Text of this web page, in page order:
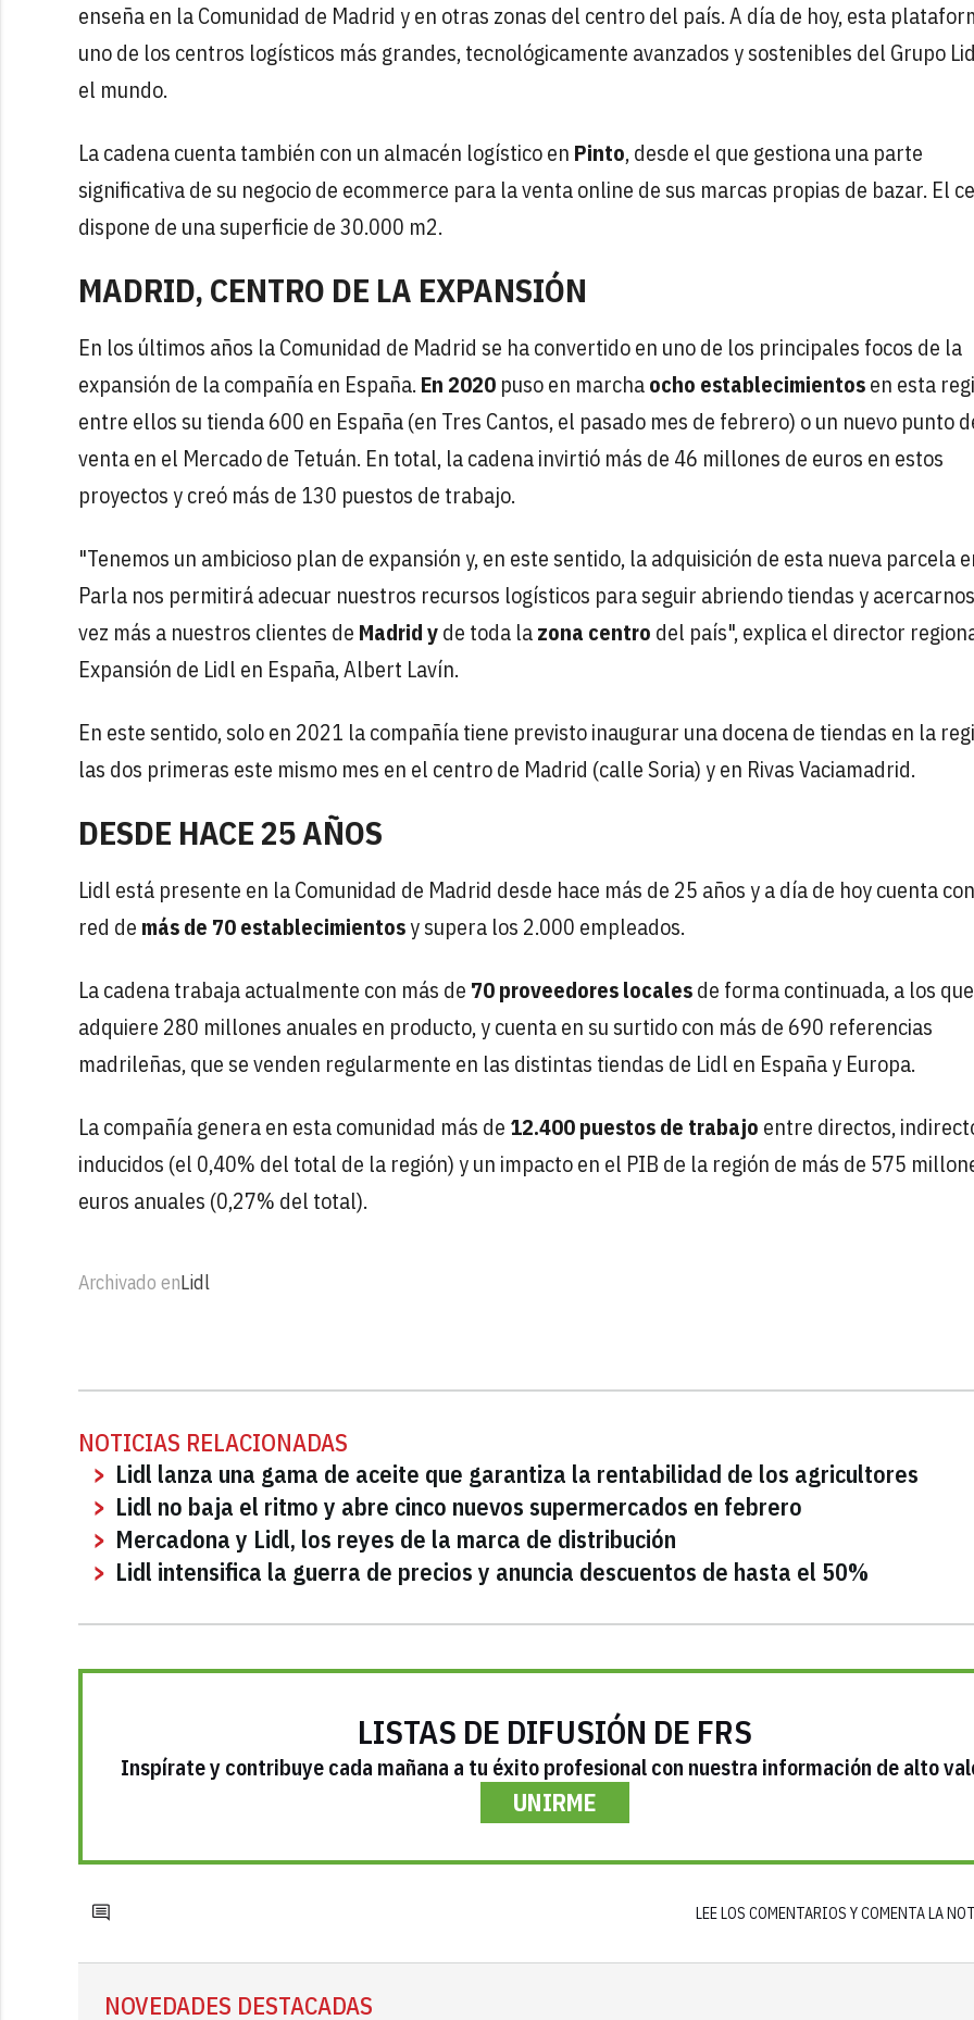
enseña en la Comunidad de Madrid y en otras zonas del centro del país. A día de hoy, esta
uno de los centros logísticos más grandes, tecnológicamente avanzados y sostenibles del Grupo
el mundo.
La cadena cuenta también con un almacén logístico en Pinto, desde el que gestiona una parte
significativa de su negocio de ecommerce para la venta online de sus marcas propias de bazar. El
dispone de una superficie de 30.000 m2.
MADRID, CENTRO DE LA EXPANSIÓN
En los últimos años la Comunidad de Madrid se ha convertido en uno de los principales focos de la
expansión de la compañía en España. En 2020 puso en marchaocho establecimientosen esta
entre ellos su tienda 600 en España (en Tres Cantos, el pasado mes de febrero) o un nuevo punto
venta en el Mercado de Tetuán. En total, la cadena invirtió más de 46 millones de euros en estos
proyectos y creó más de 130 puestos de trabajo.
"Tenemos un ambicioso plan de expansión y, en este sentido, la adquisición de esta nueva parcela
Parla nos permitirá adecuar nuestros recursos logísticos para seguir abriendo tiendas y
vez más a nuestros clientes de Madrid yde toda lazona centro del país", explica el director
Expansión de Lidl en España, Albert Lavín.
En este sentido, solo en 2021 la compañía tiene previsto inaugurar una docena de tiendas en la
las dos primeras este mismo mes en el centro de Madrid (calle Soria) y en Rivas Vaciamadrid.
DESDE HACE 25 AÑOS
Lidl está presente en la Comunidad de Madrid desde hace más de 25 años y a día de hoy cuenta
red de más de 70 establecimientosy supera los 2.000 empleados.
La cadena trabaja actualmente con más de 70 proveedores localesde forma continuada, a los que
adquiere 280 millones anuales en producto, y cuenta en su surtido con más de 690 referencias
madrileñas, que se venden regularmente en las distintas tiendas de Lidl en España y Europa.
La compañía genera en esta comunidad más de 12.400 puestos de trabajo entre directos,
inducidos (el 0,40% del total de la región) y un impacto en el PIB de la región de más de 575
euros anuales (0,27% del total).
Archivado enLidl
NOTICIAS RELACIONADAS
Lidl lanza una gama de aceite que garantiza la rentabilidad de los agricultores
Lidl no baja el ritmo y abre cinco nuevos supermercados en febrero
Mercadona y Lidl, los reyes de la marca de distribución
Lidl intensifica la guerra de precios y anuncia descuentos de hasta el 50%
LISTAS DE DIFUSIÓN DE FRS
Inspírate y contribuye cada mañana a tu éxito profesional con nuestra información de alto
UNIRME
LEE LOS COMENTARIOS Y COMENTA LA
NOVEDADES DESTACADAS